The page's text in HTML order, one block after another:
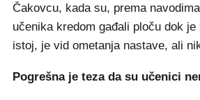
Čakovcu, kada su, prema
učenika kredom gađali ploču dok
istoj, je vid ometanja nastave, ali
Pogrešna je teza da su učenici